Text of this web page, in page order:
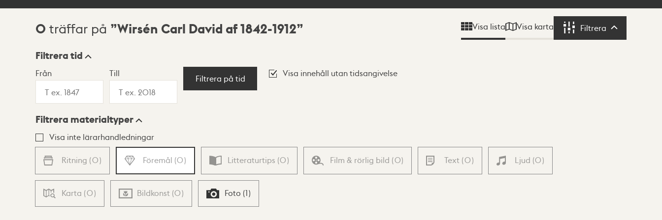
Sökresultat
0 träffar på Wirsén Carl David af 1842-1912 Visa lista Visa karta Filtrera Filtrera
Visningsläge
Lista Karta
Filtrera tid
Från Till
Filtrera på tid
Visa innehåll utan tidsangivelse
Filtrera materialtyper
Visa inte lärarhandledningar
Ritning (0) Föremål (0) Litteraturtips (0) Film & rörlig bild (0) Text (0) Ljud (0)
Karta (0) Bildkonst (0) Foto (1)